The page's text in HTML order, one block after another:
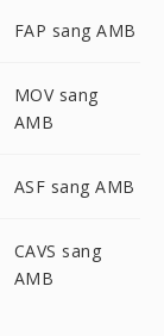
FAP sang AMB
MOV sang
AMB
ASF sang AMB
CAVS sang
AMB